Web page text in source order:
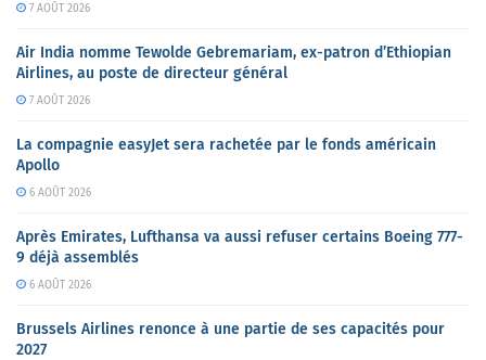
7 AOÛT 2026
Air India nomme Tewolde Gebremariam, ex-patron d’Ethiopian
Airlines, au poste de directeur général
7 AOÛT 2026
La compagnie easyJet sera rachetée par le fonds américain
Apollo
6 AOÛT 2026
Après Emirates, Lufthansa va aussi refuser certains Boeing 777-
9 déjà assemblés
6 AOÛT 2026
Brussels Airlines renonce à une partie de ses capacités pour
2027